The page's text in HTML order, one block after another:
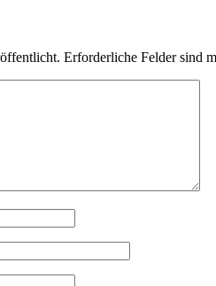
Erforderliche Felder sind